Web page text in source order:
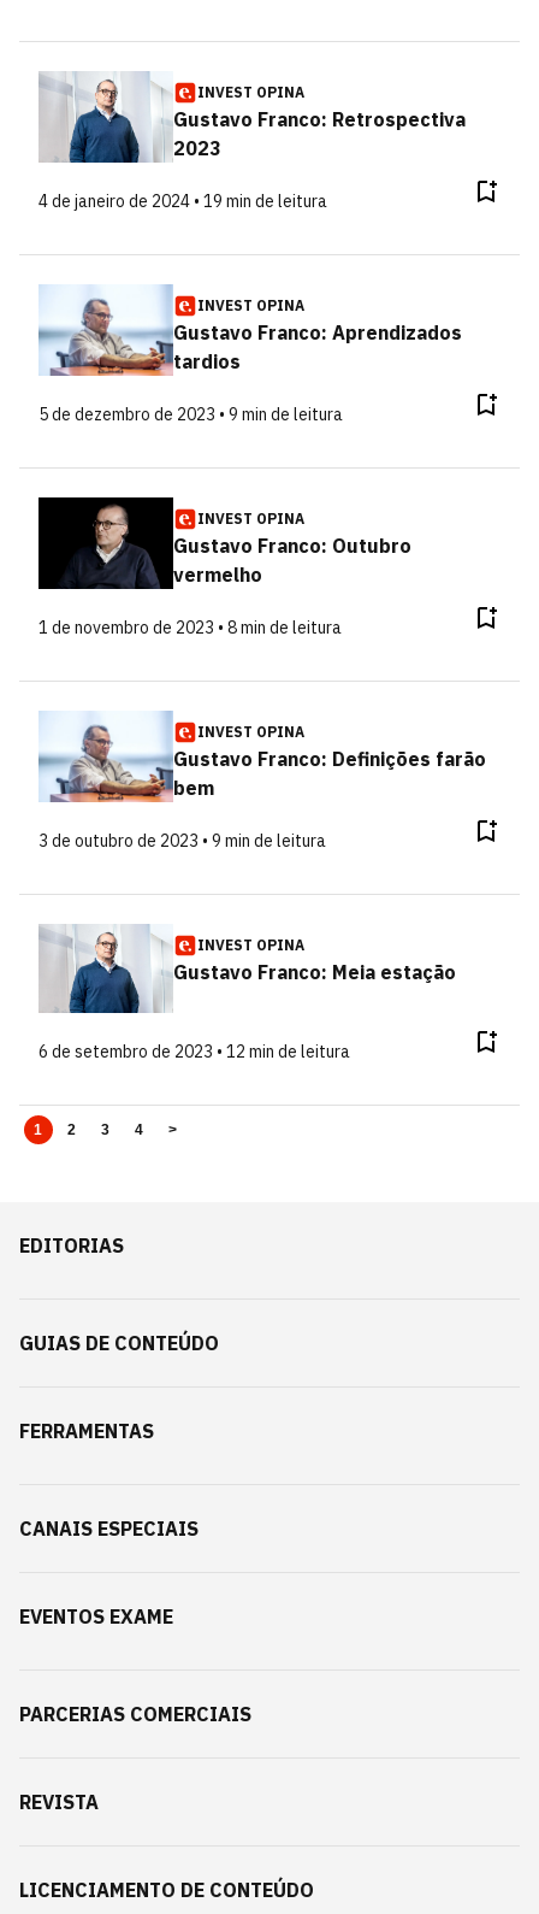
INVEST OPINA
Gustavo Franco: Retrospectiva
2023
4 de janeiro de 2024 • 19 min de leitura
INVEST OPINA
Gustavo Franco: Aprendizados
tardios
5 de dezembro de 2023 • 9 min de leitura
INVEST OPINA
Gustavo Franco: Outubro
vermelho
1 de novembro de 2023 • 8 min de leitura
INVEST OPINA
Gustavo Franco: Definições farão
bem
3 de outubro de 2023 • 9 min de leitura
INVEST OPINA
Gustavo Franco: Meia estação
6 de setembro de 2023 • 12 min de leitura
1 2 3 4 >
EDITORIAS
GUIAS DE CONTEÚDO
FERRAMENTAS
CANAIS ESPECIAIS
EVENTOS EXAME
PARCERIAS COMERCIAIS
REVISTA
LICENCIAMENTO DE CONTEÚDO